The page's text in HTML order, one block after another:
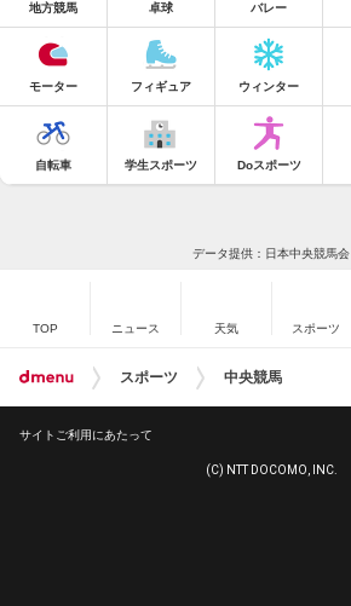
地方競馬 卓球 バレー
モーター フィギュア ウィンター
自転車 学生スポーツ Doスポーツ
データ提供：日本中央競馬会
TOP ニュース 天気 スポーツ
スポーツ 中央競馬
サイトご利用にあたって
(C) NTT DOCOMO, INC.